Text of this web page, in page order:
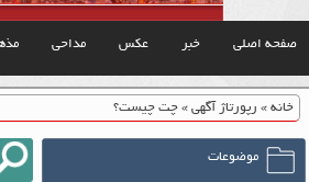
صفحه اصلی خبر عکس مداحی
خانه» رپورتاژ آگهی» چت چیست؟
موضوعات